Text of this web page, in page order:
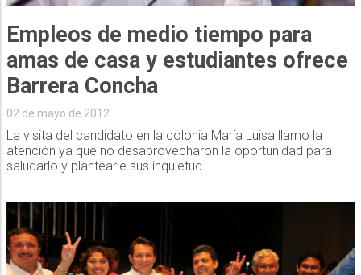
Empleos de medio tiempo para
amas de casa y estudiantes ofrece
Barrera Concha
02 de mayo de 2012
La visita del candidato en la colonia María Luisa llamo la
atención ya que no desaprovecharon la oportunidad para
saludarlo y plantearle sus inquietud...